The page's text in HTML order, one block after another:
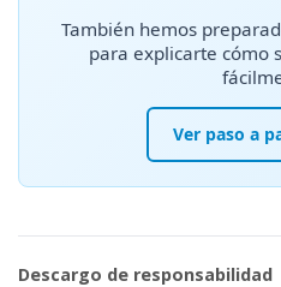
También hemos
para explicarte cómo
Ver paso a
Descargo de responsabilidad